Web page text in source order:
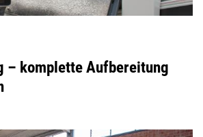
– komplette Aufbereitung